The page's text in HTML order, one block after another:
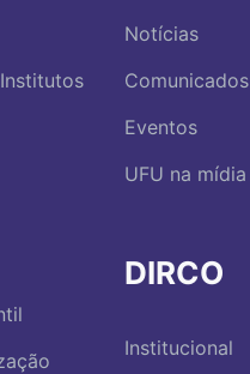
Notícias
Comunicados
Eventos
UFU na mídia
DIRCO
Institucional